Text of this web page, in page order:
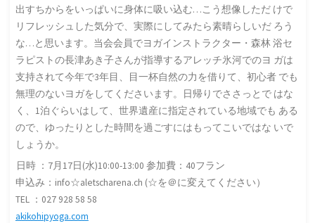
出すちからをいっぱいに身体に吸い込む…こう想像しただ けで
リフレッシュした気分で、実際にしてみたら素晴らしいだ ろう
な…と思います。当会会員でヨガインストラクター・森林 浴セ
ラピストの長津あき子さんが指導するアレッチ氷河でのヨ ガは
支持されて今年で3年目、目一杯自然の力を借りて、初心者 でも
無理のないヨガをしてくださいます。日帰りでささっとで はな
く、1泊ぐらいはして、世界遺産に指定されている地域でも ある
ので、ゆった りとした時間を過ごすにはもってこいではな いで
しょうか。
日時 ：7月17日(水)10:00-13:00 参加費：40フラン
申込み：info☆aletscharena.ch (☆を＠に変えてください）
TEL ：027 928 58 58
akikohipyoga.com